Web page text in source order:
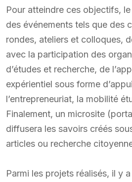
Pour atteindre ces objectifs,
des événements tels que des
rondes, ateliers et colloques,
avec la participation des
d’études et recherche, de
expérientiel sous forme
l’entrepreneuriat, la mobilité
Finalement, un microsite
diffusera les savoirs créés
articles ou recherche
Parmi les projets réalisés, il y